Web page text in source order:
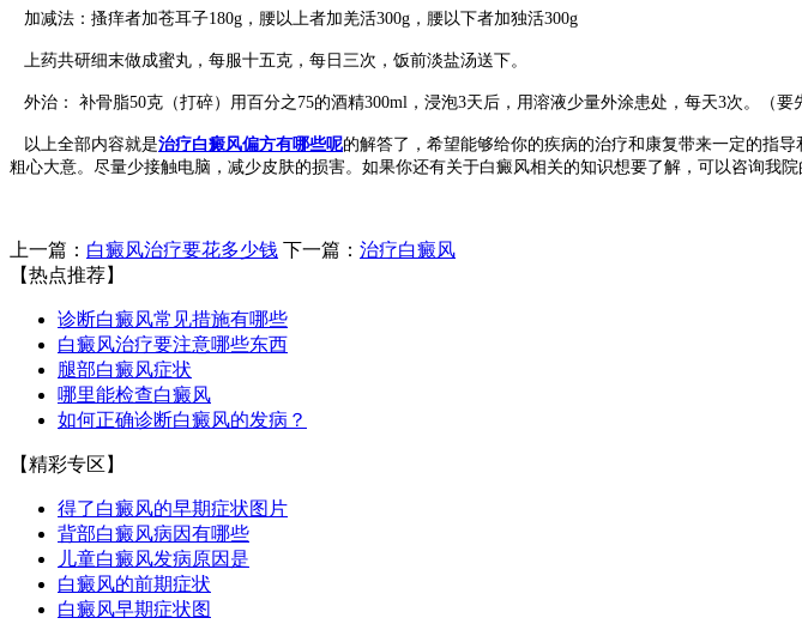
加减法：搔痒者加苍耳子180g，腰以上者加羌活300g，腰以下者加独活300g
上药共研细末做成蜜丸，每服十五克，每日三次，饭前淡盐汤送下。
外治： 补骨脂50克（打碎）用百分之75的酒精300ml，浸泡3天后，用溶液少量外涂患处，每天3次。（
以上全部内容就是治疗白癜风偏方有哪些呢的解答了，希望能够给你的疾病的治疗和康复带来一定的指
粗心大意。尽量少接触电脑，减少皮肤的损害。如果你还有关于白癜风相关的知识想要了解，可以咨询我
上一篇： 白癜风治疗要花多少钱 下一篇： 治疗白癜风
【热点推荐】
诊断白癜风常见措施有哪些
白癜风治疗要注意哪些东西
腿部白癜风症状
哪里能检查白癜风
如何正确诊断白癜风的发病？
【精彩专区】
得了白癜风的早期症状图片
背部白癜风病因有哪些
儿童白癜风发病原因是
白癜风的前期症状
白癜风早期症状图